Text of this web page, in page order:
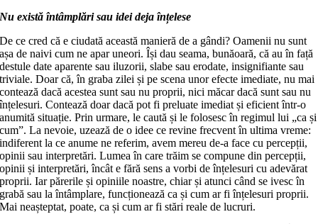
Nu există întâmplări sau idei deja înțelese
De ce cred că e ciudată această manieră de a gândi? Oamenii nu sunt
așa de naivi cum ne apar uneori. Își dau seama, bunăoară, că au în față
destule date aparente sau iluzorii, slabe sau erodate, insignifiante sau
triviale. Doar că, în graba zilei și pe scena unor efecte imediate, nu mai
contează dacă acestea sunt sau nu proprii, nici măcar dacă sunt sau nu
înțelesuri. Contează doar dacă pot fi preluate imediat și eficient într-o
anumită situație. Prin urmare, le caută și le folosesc în regimul lui „ca și
cum”. La nevoie, uzează de o idee ce revine frecvent în ultima vreme:
indiferent la ce anume ne referim, avem mereu de-a face cu percepții,
opinii sau interpretări. Lumea în care trăim se compune din percepții,
opinii și interpretări, încât e fără sens a vorbi de înțelesuri cu adevărat
proprii. Iar părerile și opiniile noastre, chiar și atunci când se ivesc în
grabă sau la întâmplare, funcționează ca și cum ar fi înțelesuri proprii.
Mai neașteptat, poate, ca și cum ar fi stări reale de lucruri.